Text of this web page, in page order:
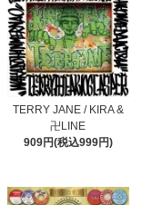
TERRY JANE / KIRA &
卍LINE
909円(税込999円)